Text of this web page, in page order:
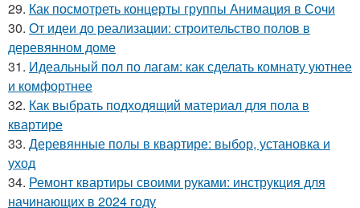
29. Как посмотреть концерты группы Анимация в Сочи
30. От идеи до реализации: строительство полов в
деревянном доме
31. Идеальный пол по лагам: как сделать комнату уютнее
и комфортнее
32. Как выбрать подходящий материал для пола в
квартире
33. Деревянные полы в квартире: выбор, установка и
уход
34. Ремонт квартиры своими руками: инструкция для
начинающих в 2024 году